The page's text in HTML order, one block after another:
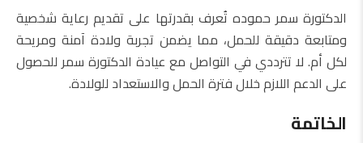
الدكتورة سمر حموده تُعرف بقدرتها على تقديم رعاية شخصية
ومتابعة دقيقة للحمل، مما يضمن تجربة ولادة آمنة ومريحة
لكل أم. لا تترددي في التواصل مع عيادة الدكتورة سمر للحصول
على الدعم اللازم خلال فترة الحمل والاستعداد للولادة.
الخاتمة